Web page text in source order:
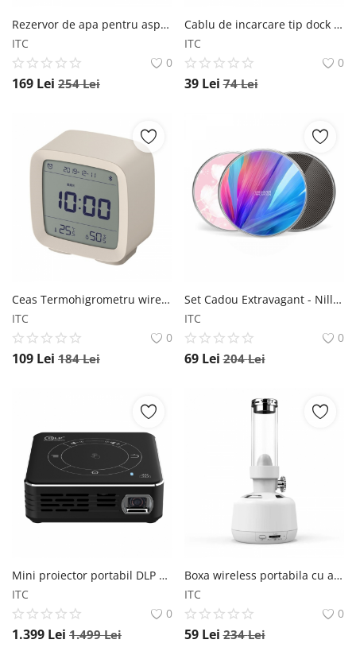
Rezervor de apa pentru aspirator robot Xiaomi Roborock T7 T7 Pro Xiaomi
ITC
0
169 Lei 254Lei
Cablu de incarcare tip dock pentru smartband Xiaomi Mi Band 3 Star
ITC
0
39 Lei 74Lei
Ceas Termohigrometru wireless Xiaomi Qingping CGD1 Bej, LCD cu iluminare ajustabila, Bluetooth v5.0, 16 alarme Xiaomi
ITC
0
109 Lei 184Lei
Set Cadou Extravagant - Nillkin Fancy Gift Set - Cablu de date 3 in 1, Incarcator wireless Nillkin
ITC
0
69 Lei 204Lei
Mini proiector portabil DLP CSQ C99 Negru, 120 , 3D, Decodare 4K, 4GB RAM, 32GB ROM, Android 9, Wifi 2.4 5G, Bluetooth 5, QuadCore, 3000mAh CSQ
ITC
0
1.399 Lei 1.499Lei
Boxa wireless portabila cu aromaterapie Bluedio FS Alb, Iluminare, Bluetooth 5, Slot memorie, Microfon incorporat, Aplicatie Bluedio
ITC
0
59 Lei 234Lei